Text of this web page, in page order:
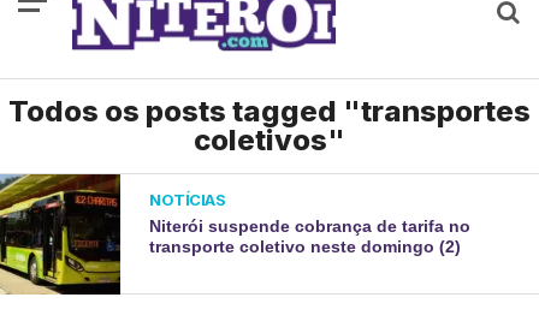
Todos os posts tagged "transportes
coletivos"
NOTÍCIAS
Niterói suspende cobrança de tarifa no
transporte coletivo neste domingo (2)